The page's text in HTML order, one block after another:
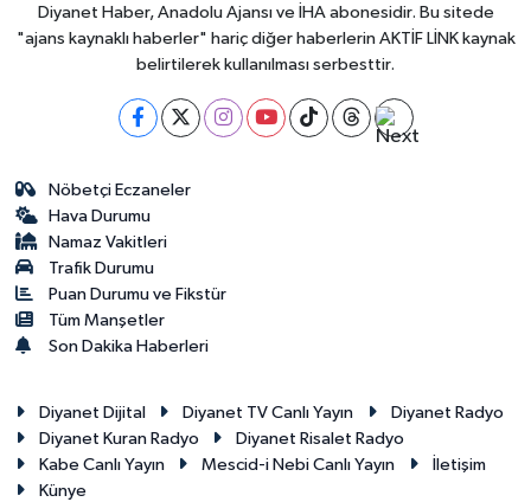
Diyanet Haber, Anadolu Ajansı ve İHA abonesidir. Bu sitede
"ajans kaynaklı haberler" hariç diğer haberlerin AKTİF LİNK kaynak
belirtilerek kullanılması serbesttir.
Nöbetçi Eczaneler
Hava Durumu
Namaz Vakitleri
Trafik Durumu
Puan Durumu ve Fikstür
Tüm Manşetler
Son Dakika Haberleri
Diyanet Dijital Diyanet TV Canlı Yayın
Diyanet Radyo
Diyanet Kuran Radyo
Diyanet Risalet Radyo
Kabe Canlı Yayın
Mescid-i Nebi Canlı Yayın
İletişim
Künye